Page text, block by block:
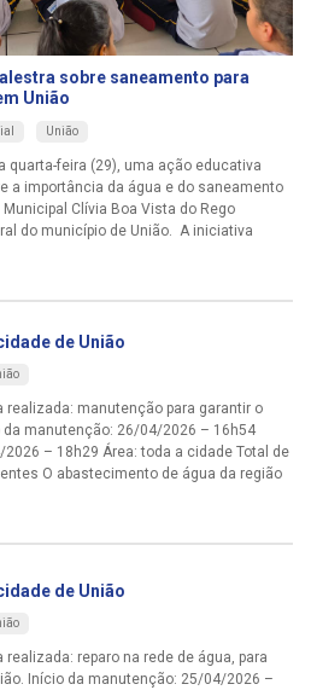
sobre saneamento para
União
União
quarta-feira (29), uma ação educativa
a importância da água e do saneamento
Clívia Boa Vista do Rego
do município de União. A iniciativa
de União
manutenção para garantir o
manutenção: 26/04/2026 – 16h54
– 18h29 Área: toda a cidade Total de
O abastecimento de água da região
de União
reparo na rede de água, para
Início da manutenção: 25/04/2026 –